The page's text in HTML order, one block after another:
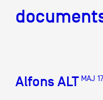
Alfons ALT MAJ